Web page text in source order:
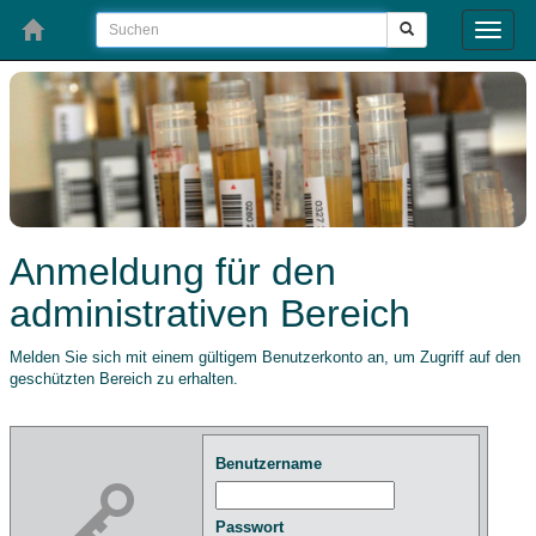
Toggle
Anmeldung für den
administrativen Bereich
Melden Sie sich mit einem gültigem Benutzerkonto an, um Zugriff auf den
geschützten Bereich zu erhalten.
Benutzername
Passwort